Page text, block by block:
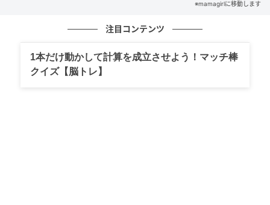
※mamagirlに移動します
注目コンテンツ
1本だけ動かして計算を成立させよう！マッチ棒
クイズ【脳トレ】